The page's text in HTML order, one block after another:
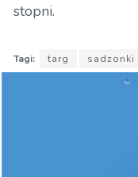
stopni.
Tagi: targ sadzonki